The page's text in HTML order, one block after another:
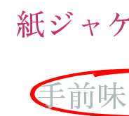
紙ジャ
手前